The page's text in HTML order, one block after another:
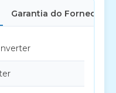
Garantia do Fornecedor